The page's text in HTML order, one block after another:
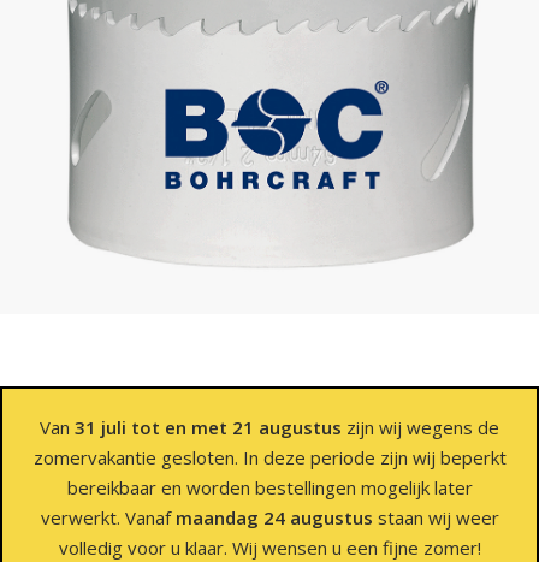
Van 31 juli tot en met 21 augustus zijn wij wegens de
zomervakantie gesloten. In deze periode zijn wij beperkt
bereikbaar en worden bestellingen mogelijk later
verwerkt. Vanaf maandag 24 augustus staan wij weer
volledig voor u klaar. Wij wensen u een fijne zomer!